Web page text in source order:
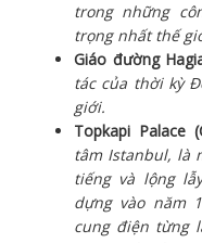
trong những
trọng nhất thế
Giáo đường
tác của thời kỳ
giới.
Topkapi Palace
tâm Istanbul, là
tiếng và lộng
dựng vào năm
cung điện từng